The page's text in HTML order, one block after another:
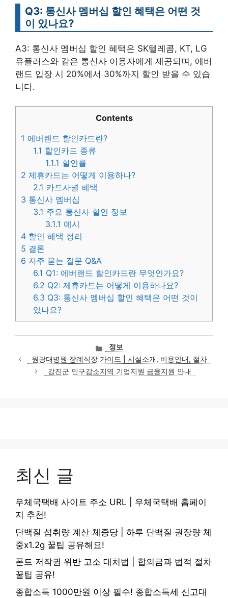
Q3: 통신사 멤버십 할인 혜택은 어떤 것
이 있나요?
A3: 통신사 멤버십 할인 혜택은 SK텔레콤, KT, LG
유플러스와 같은 통신사 이용자에게 제공되며, 에버
랜드 입장 시 20%에서 30%까지 할인 받을 수 있습
니다.
Contents
1 에버랜드 할인카드란?
1.1 할인카드 종류
1.1.1 할인률
2 제휴카드는 어떻게 이용하나?
2.1 카드사별 혜택
3 통신사 멤버십
3.1 주요 통신사 할인 정보
3.1.1 예시
4 할인 혜택 정리
5 결론
6 자주 묻는 질문 Q&A
6.1 Q1: 에버랜드 할인카드란 무엇인가요?
6.2 Q2: 제휴카드는 어떻게 이용하나요?
6.3 Q3: 통신사 멤버십 할인 혜택은 어떤 것이
있나요?
카
테
고
리
정보
원광대병원 장례식장 가이드 | 시설소개, 비용안내, 절차
강진군 인구감소지역 기업지원 금융지원 안내
최신 글
우체국택배 사이트 주소 URL | 우체국택배 홈페이
지 추천!
단백질 섭취량 계산 체중당 | 하루 단백질 권장량 체
중x1.2g 꿀팁 공유해요!
폰트 저작권 위반 고소 대처법 | 합의금과 법적 절차
꿀팁 공유!
종합소득 1000만원 이상 필수! 종합소득세 신고대